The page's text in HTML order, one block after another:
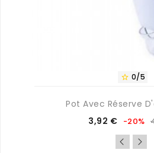
 0/5
Pot Avec Réserve
Prix
3,92 € Prix
de
base
-20%